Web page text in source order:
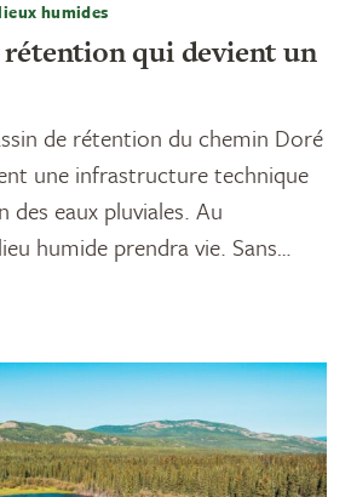
humides
rétention qui devient un
de rétention du chemin Doré
une infrastructure technique
des eaux pluviales. Au
humide prendra vie. Sans…